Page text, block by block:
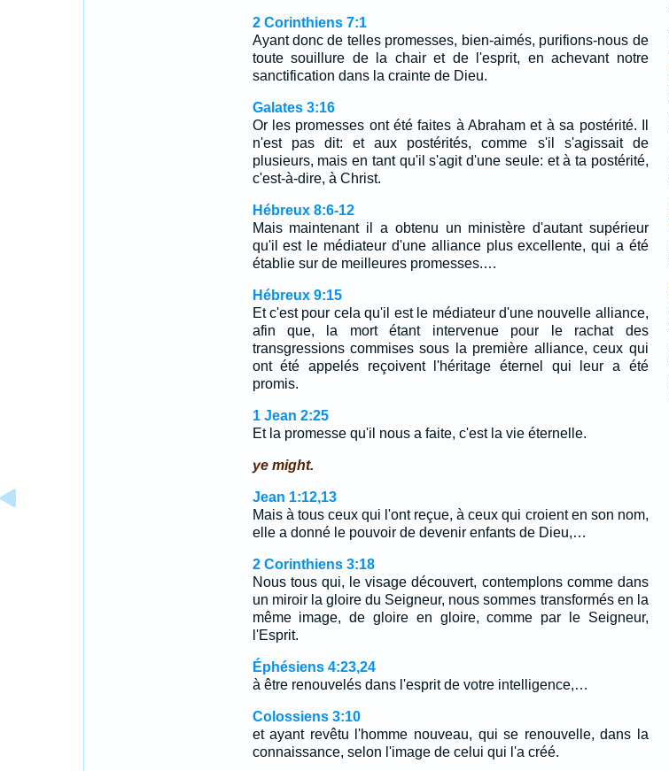
2 Corinthiens 7:1
Ayant donc de telles promesses, bien-aimés, purifions-nous de
toute souillure de la chair et de l'esprit, en achevant notre
sanctification dans la crainte de Dieu.
Galates 3:16
Or les promesses ont été faites à Abraham et à sa postérité. Il
n'est pas dit: et aux postérités, comme s'il s'agissait de
plusieurs, mais en tant qu'il s'agit d'une seule: et à ta postérité,
c'est-à-dire, à Christ.
Hébreux 8:6-12
Mais maintenant il a obtenu un ministère d'autant supérieur
qu'il est le médiateur d'une alliance plus excellente, qui a été
établie sur de meilleures promesses.…
Hébreux 9:15
Et c'est pour cela qu'il est le médiateur d'une nouvelle alliance,
afin que, la mort étant intervenue pour le rachat des
transgressions commises sous la première alliance, ceux qui
ont été appelés reçoivent l'héritage éternel qui leur a été
promis.
1 Jean 2:25
Et la promesse qu'il nous a faite, c'est la vie éternelle.
ye might.
Jean 1:12,13
Mais à tous ceux qui l'ont reçue, à ceux qui croient en son nom,
elle a donné le pouvoir de devenir enfants de Dieu,…
2 Corinthiens 3:18
Nous tous qui, le visage découvert, contemplons comme dans
un miroir la gloire du Seigneur, nous sommes transformés en la
même image, de gloire en gloire, comme par le Seigneur,
l'Esprit.
Éphésiens 4:23,24
à être renouvelés dans l'esprit de votre intelligence,…
Colossiens 3:10
et ayant revêtu l'homme nouveau, qui se renouvelle, dans la
connaissance, selon l'image de celui qui l'a créé.